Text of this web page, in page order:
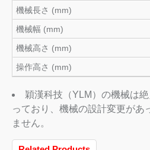
機械長さ (mm)
機械幅 (mm)
機械高さ (mm)
操作高さ (mm)
穎漢科技（YLM）の機械は
っており、機械の設計変更があ
ません。